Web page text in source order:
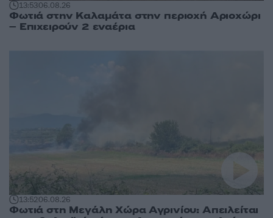
13:5306.08.26
Φωτιά στην Καλαμάτα στην περιοχή Αριοχώρι
– Επιχειρούν 2 εναέρια
13:5206.08.26
Φωτιά στη Μεγάλη Χώρα Αγρινίου: Απειλείται